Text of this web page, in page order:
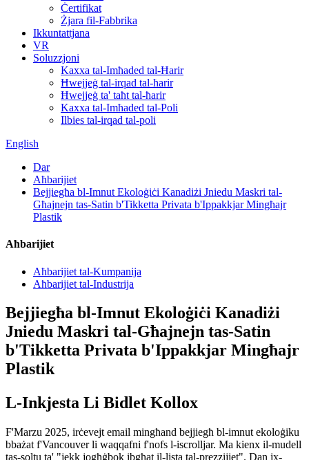
Ċertifikat
Żjara fil-Fabbrika
Ikkuntattjana
VR
Soluzzjoni
Kaxxa tal-Imħaded tal-Ħarir
Ħwejjeġ tal-irqad tal-ħarir
Ħwejjeġ ta' taħt tal-ħarir
Kaxxa tal-Imħaded tal-Poli
Ilbies tal-irqad tal-poli
English
Dar
Aħbarijiet
Bejjiegħa bl-Imnut Ekoloġiċi Kanadiżi Jniedu Maskri tal-
Għajnejn tas-Satin b'Tikketta Privata b'Ippakkjar Mingħajr
Plastik
Aħbarijiet
Aħbarijiet tal-Kumpanija
Aħbarijiet tal-Industrija
Bejjiegħa bl-Imnut Ekoloġiċi Kanadiżi
Jniedu Maskri tal-Għajnejn tas-Satin
b'Tikketta Privata b'Ippakkjar Mingħajr
Plastik
L-Inkjesta Li Bidlet Kollox
F'Marzu 2025, irċevejt email mingħand bejjiegħ bl-imnut ekoloġiku
bbażat f'Vancouver li waqqafni f'nofs l-iscrolljar. Ma kienx il-mudell
tas-soltu ta' "jekk jogħġbok ibgħat il-lista tal-prezzijiet". Dan ix-